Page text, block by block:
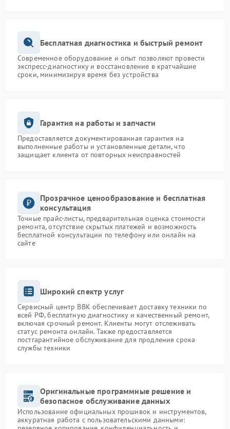
Бесплатная диагностика и быстрый ремонт
Современное оборудование и опыт позволяют провести
экспресс-диагностику и восстановление в кратчайшие
сроки, минимизируя время без устройства
Гарантия на работы и запчасти
Предоставляется документированная гарантия на
выполненные работы и установленные детали, что
защищает клиента от повторных неисправностей
Прозрачное ценообразование и бесплатная
консультация
Точные прайс-листы, предварительная оценка стоимости
ремонта, отсутствие скрытых платежей и возможность
бесплатной консультации по телефону или онлайн на
сайте
Широкий спектр услуг
Сервисный центр BBK обеспечивает доставку техники по
всей РФ, бесплатную диагностику и качественный ремонт,
включая срочный ремонт. Клиенты могут отслеживать
статус ремонта онлайн. Также предоставляется
постгарантийное обслуживание для продления срока
службы техники
Оригинальные программные решение и
безопасное обслуживание данных
Использование официальных прошивок и инструментов,
аккуратная работа с пользовательскими данными: